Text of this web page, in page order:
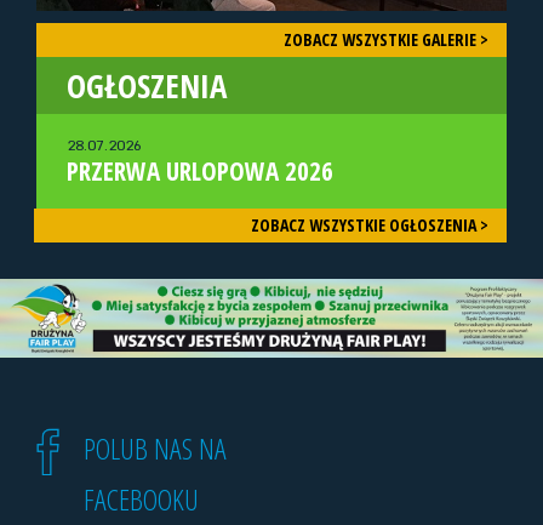
ZOBACZ WSZYSTKIE GALERIE >
OGŁOSZENIA
28.07.2026
PRZERWA URLOPOWA 2026
ZOBACZ WSZYSTKIE OGŁOSZENIA >
POLUB NAS NA
FACEBOOKU